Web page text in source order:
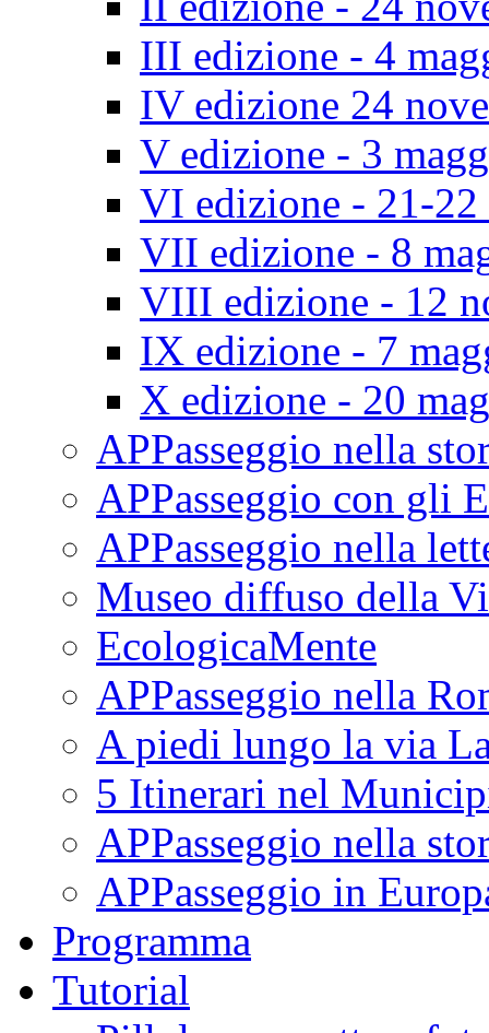
III edizione - 4
IV edizione 24
V edizione - 3
VI edizione - 21-22
VII edizione - 8
VIII edizione - 12
IX edizione - 7
X edizione - 20
APPasseggio nella
APPasseggio con gli
APPasseggio nella
Museo diffuso della
EcologicaMente
APPasseggio nella
A piedi lungo la via
5 Itinerari nel
APPasseggio nella
APPasseggio in
Programma
Tutorial